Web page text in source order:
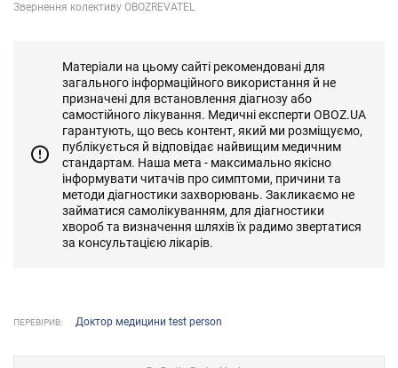
Матеріали на цьому сайті рекомендовані для
загального інформаційного використання й не
призначені для встановлення діагнозу або
самостійного лікування. Медичні експерти OBOZ.UA
гарантують, що весь контент, який ми розміщуємо,
публікується й відповідає найвищим медичним
стандартам. Наша мета - максимально якісно
інформувати читачів про симптоми, причини та
методи діагностики захворювань. Закликаємо не
займатися самолікуванням, для діагностики
хвороб та визначення шляхів їх радимо звертатися
за консультацією лікарів.
ПЕРЕВІРИВ: Доктор медицини test person